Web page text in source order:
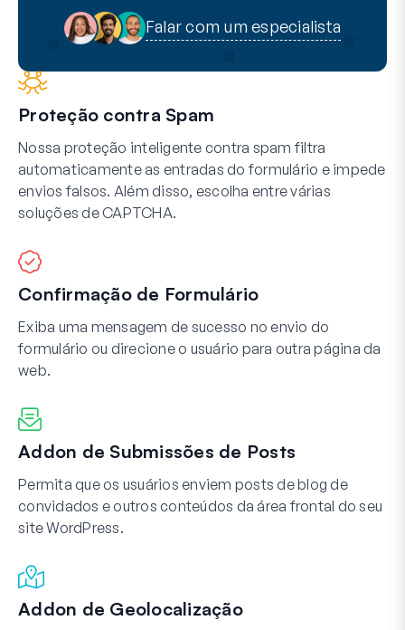
Falar com um especialista
Proteção contra Spam
Nossa proteção inteligente contra spam filtra
automaticamente as entradas do formulário e impede
envios falsos. Além disso, escolha entre várias
soluções de CAPTCHA.
Confirmação de Formulário
Exiba uma mensagem de sucesso no envio do
formulário ou direcione o usuário para outra página da
web.
Addon de Submissões de Posts
Permita que os usuários enviem posts de blog de
convidados e outros conteúdos da área frontal do seu
site WordPress.
Addon de Geolocalização